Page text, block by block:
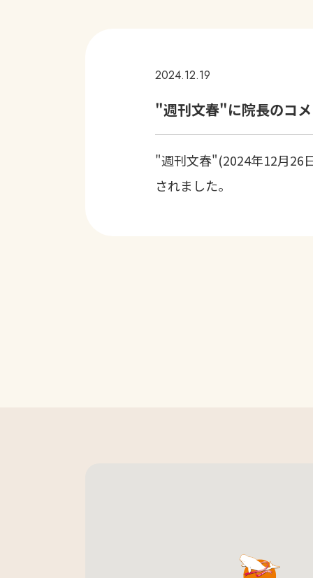
2024.12.19
"週刊文春"に院長のコ
"週刊文春"(2024年12月26
されました。